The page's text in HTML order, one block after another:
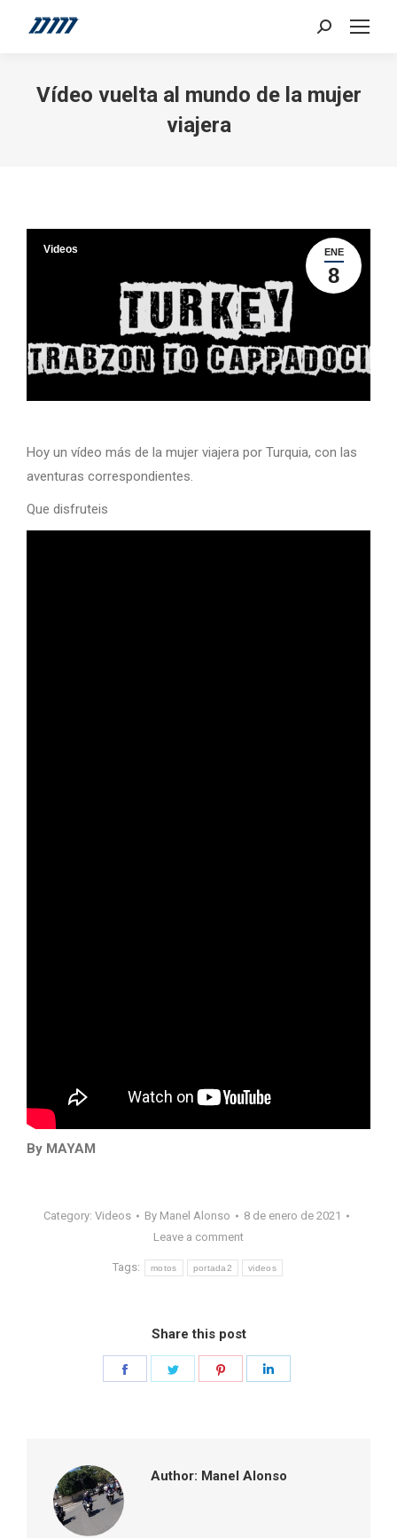
Search:
Vídeo vuelta al mundo de la mujer
viajera
ENE
8
Videos
Hoy un vídeo más de la mujer viajera por Turquia, con las
aventuras correspondientes.
Que disfruteis
By MAYAM
Category: Videos By Manel Alonso
8 de enero de 2021
Leave a comment
Tags: motos portada2 videos
Share this post
Author: Manel Alonso